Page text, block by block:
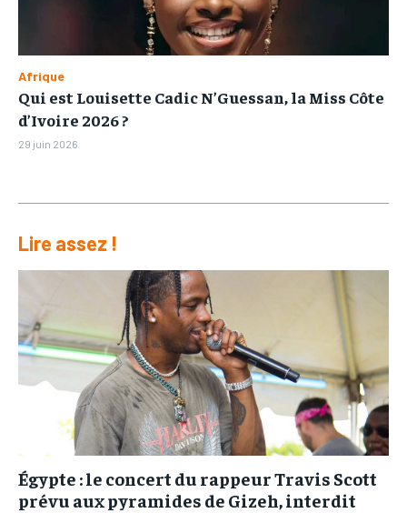
Afrique
Qui est Louisette Cadic N’Guessan, la Miss Côte
d’Ivoire 2026 ?
29 juin 2026
Lire assez !
Égypte : le concert du rappeur Travis Scott
prévu aux pyramides de Gizeh, interdit